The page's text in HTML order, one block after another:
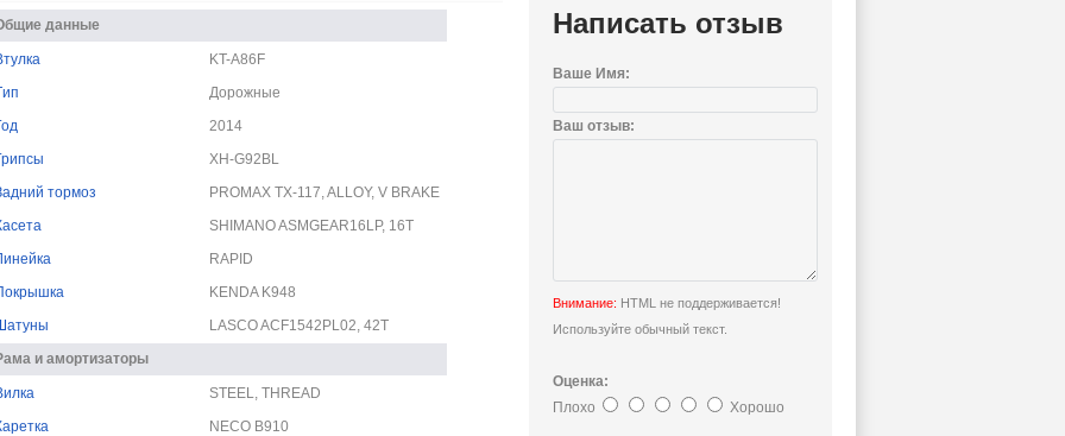
данные
KT-A86F
Дорожные
2014
XH-G92BL
тормоз
PROMAX TX-117, ALLOY, V BRAKE
SHIMANO ASMGEAR16LP, 16T
RAPID
KENDA K948
LASCO ACF1542PL02, 42T
и амортизаторы
STEEL, THREAD
NECO B910
Написать отзыв
Ваше Имя:
Ваш отзыв:
Внимание: HTML не поддерживается!
Используйте обычный текст.
Оценка:
Плохо
Хорошо